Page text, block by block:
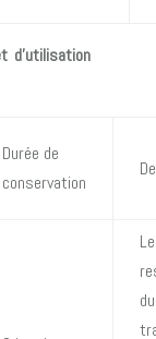
d’utilisation
Durée de
conservation
Le
du